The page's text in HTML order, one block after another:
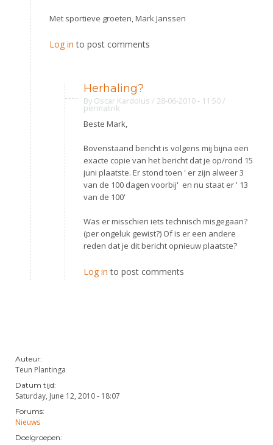
Met sportieve groeten, Mark Janssen
Log in to post comments
Herhaling?
By Oscar Kardolus / 28-06-2010 - 11:50/
permalink
Beste Mark,
Bovenstaand bericht is volgens mij bijna een
exacte copie van het bericht dat je op/rond 15
juni plaatste. Er stond toen ' er zijn alweer 3
van de 100 dagen voorbij' en nu staat er ' 13
van de 100'
Was er misschien iets technisch misgegaan?
(per ongeluk gewist?) Of is er een andere
reden dat je dit bericht opnieuw plaatste?
Log in to post comments
Auteur:
Teun Plantinga
Datum tijd:
Saturday, June 12, 2010 - 18:07
Forums:
Nieuws
Doelgroepen: